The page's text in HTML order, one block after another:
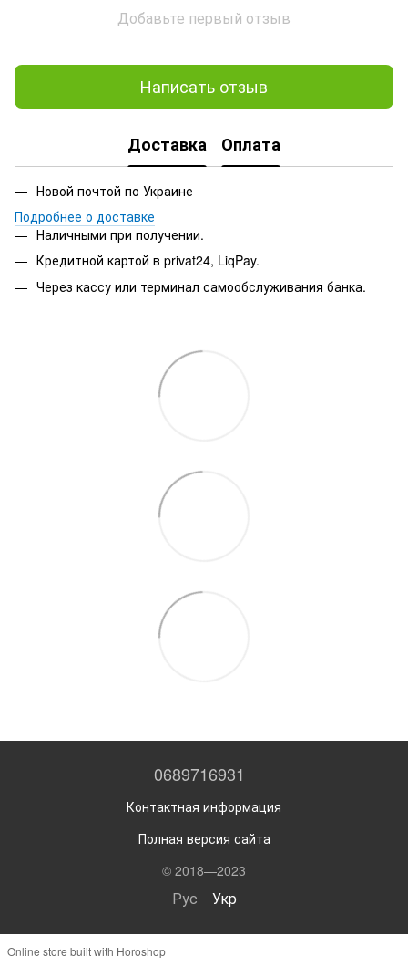
Добавьте первый отзыв
Написать отзыв
Доставка Оплата
Новой почтой по Украине
Подробнее о доставке
Наличными при получении.
Кредитной картой в privat24, LiqPay.
Через кассу или терминал самообслуживания банка.
0689716931
Контактная информация
Полная версия сайта
© 2018—2023
Рус Укр
Online store built with Horoshop